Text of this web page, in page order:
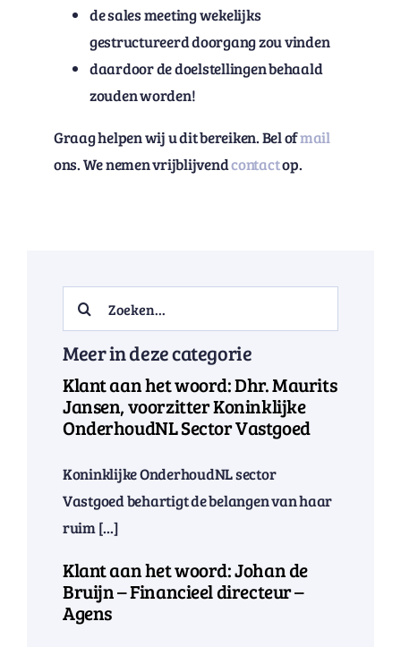
de sales meeting wekelijks
gestructureerd doorgang zou vinden
daardoor de doelstellingen behaald
zouden worden!
Graag helpen wij u dit bereiken. Bel ofmail
ons. We nemen vrijblijvendcontactop.
Search
for:
Meer in deze categorie
Klant aan het woord: Dhr. Maurits
Jansen, voorzitter Koninklijke
OnderhoudNL Sector Vastgoed
Koninklijke OnderhoudNL sector
Vastgoed behartigt de belangen van haar
ruim [...]
Klant aan het woord: Johan de
Bruijn – Financieel directeur –
Agens